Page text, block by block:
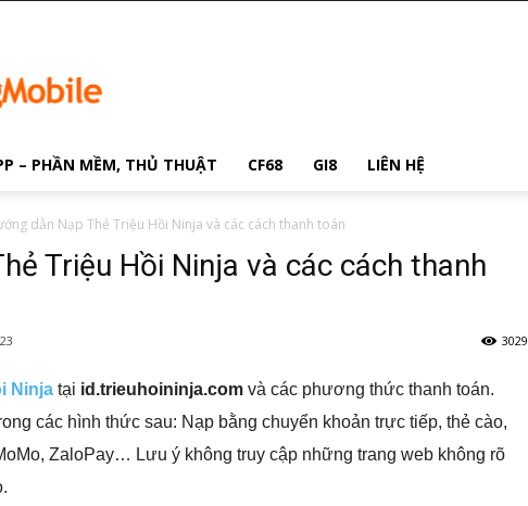
– PHẦN MỀM, THỦ THUẬT CF68 GI8 LIÊN HỆ
dẫn Nạp Thẻ Triệu Hồi Ninja và các cách thanh toán
Triệu Hồi Ninja và các cách thanh
3029
Ninja tại id.trieuhoininja.com và các phương thức thanh toán.
các hình thức sau: Nạp bằng chuyển khoản trực tiếp, thẻ cào,
ZaloPay… Lưu ý không truy cập những trang web không rõ